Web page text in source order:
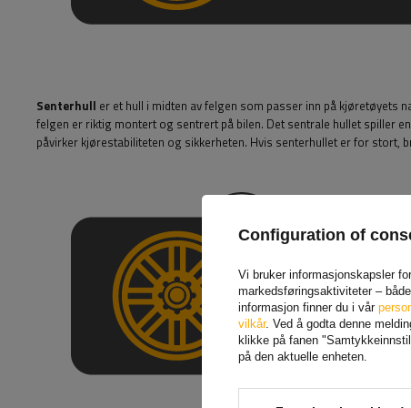
Senterhull er et hull i midten av felgen som passer inn på kjøretøyets
felgen er riktig montert og sentrert på bilen. Det sentrale hullet spiller
påvirker kjørestabiliteten og sikkerheten. Hvis senterhullet er for
Configuration of
Vi bruker informasjonskapsler
markedsføringsaktiviteter –
informasjon finner du i vår
vilkår. Ved å godta denne
klikke på fanen
på den aktuelle enheten.